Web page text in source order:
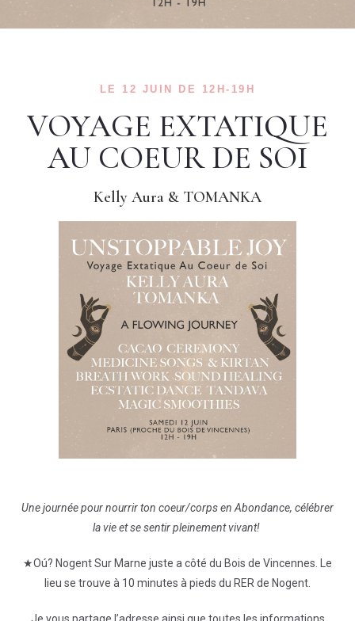
LE 12 JUIN DE 12H-19H
VOYAGE EXTATIQUE
AU COEUR DE SOI
Kelly Aura & TOMANKA
Une journée pour nourrir ton coeur/corps en Abondance, célébrer
la vie et se sentir pleinement vivant!
★Oú? Nogent Sur Marne juste a côté du Bois de Vincennes. Le
lieu se trouve à 10 minutes à pieds du RER de Nogent.